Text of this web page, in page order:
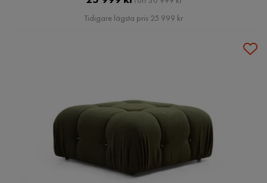
Pris
Tidigare lägsta pris 25 999 kr